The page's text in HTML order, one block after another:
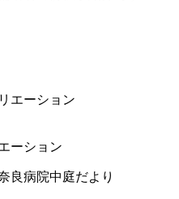
ーション